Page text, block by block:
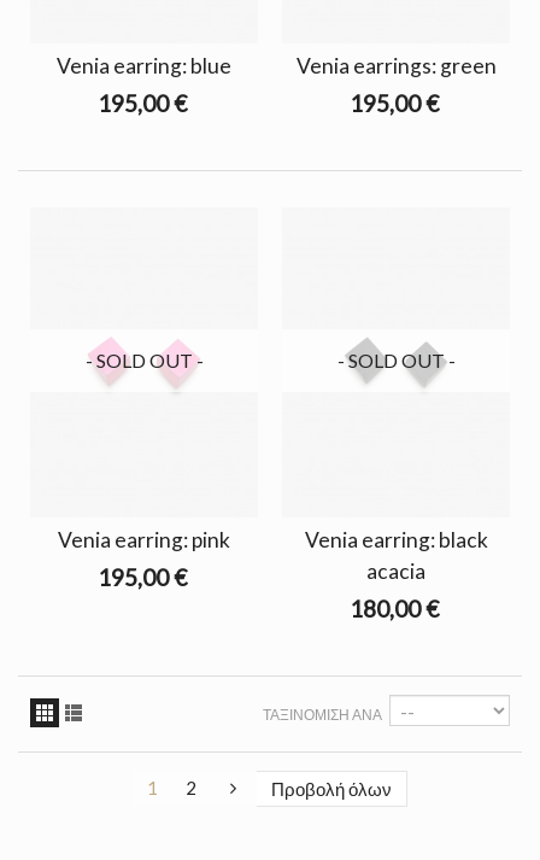
Venia earring: blue
195,00 €
Venia earrings: green
195,00 €
- SOLD OUT -
Venia earring: pink
195,00 €
- SOLD OUT -
Venia earring: black
acacia
180,00 €
ΤΑΞΙΝΌΜΙΣΗ ΑΝΆ
1 2 Προβολή όλων